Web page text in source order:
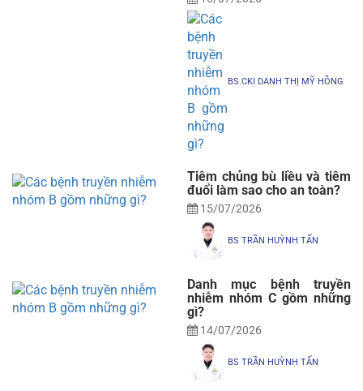
BS.CKI DANH THỊ MỸ HỒNG
Tiêm chủng bù liều và tiêm
đuổi làm sao cho an toàn?
15/07/2026
BS TRẦN HUỲNH TẤN
Danh mục bệnh truyền
nhiễm nhóm C gồm những
gì?
14/07/2026
BS TRẦN HUỲNH TẤN